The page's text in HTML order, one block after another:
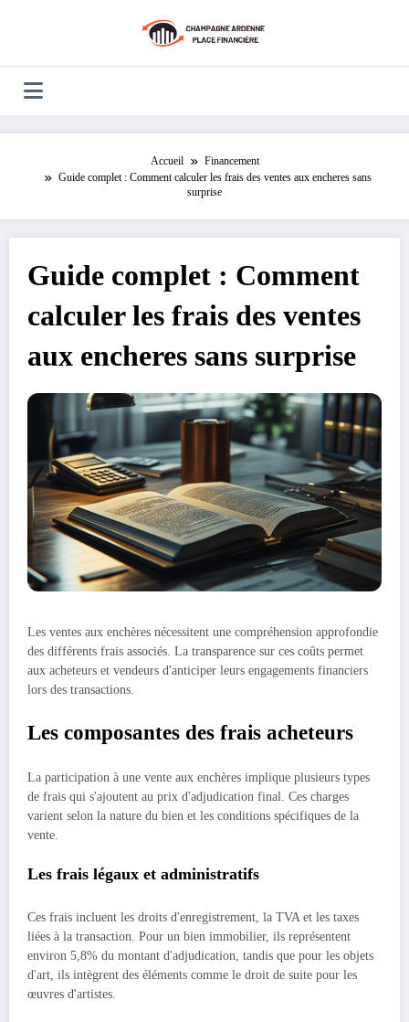
Accueil
Financement
Guide complet : Comment calculer les frais des ventes aux encheres sans
surprise
Guide complet : Comment
calculer les frais des ventes
aux encheres sans surprise
Les ventes aux enchères nécessitent une compréhension approfondie
des différents frais associés. La transparence sur ces coûts permet
aux acheteurs et vendeurs d'anticiper leurs engagements financiers
lors des transactions.
Les composantes des frais acheteurs
La participation à une vente aux enchères implique plusieurs types
de frais qui s'ajoutent au prix d'adjudication final. Ces charges
varient selon la nature du bien et les conditions spécifiques de la
vente.
Les frais légaux et administratifs
Ces frais incluent les droits d'enregistrement, la TVA et les taxes
liées à la transaction. Pour un bien immobilier, ils représentent
environ 5,8% du montant d'adjudication, tandis que pour les objets
d'art, ils intègrent des éléments comme le droit de suite pour les
œuvres d'artistes.